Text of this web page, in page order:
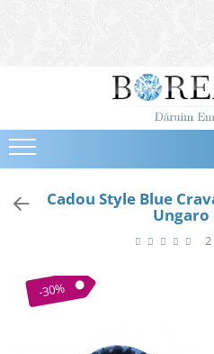
Bijuterii
Cercei
Bratari
Coliere
Destinatari
Cadou Style Blue
Ungaro
2
-30%